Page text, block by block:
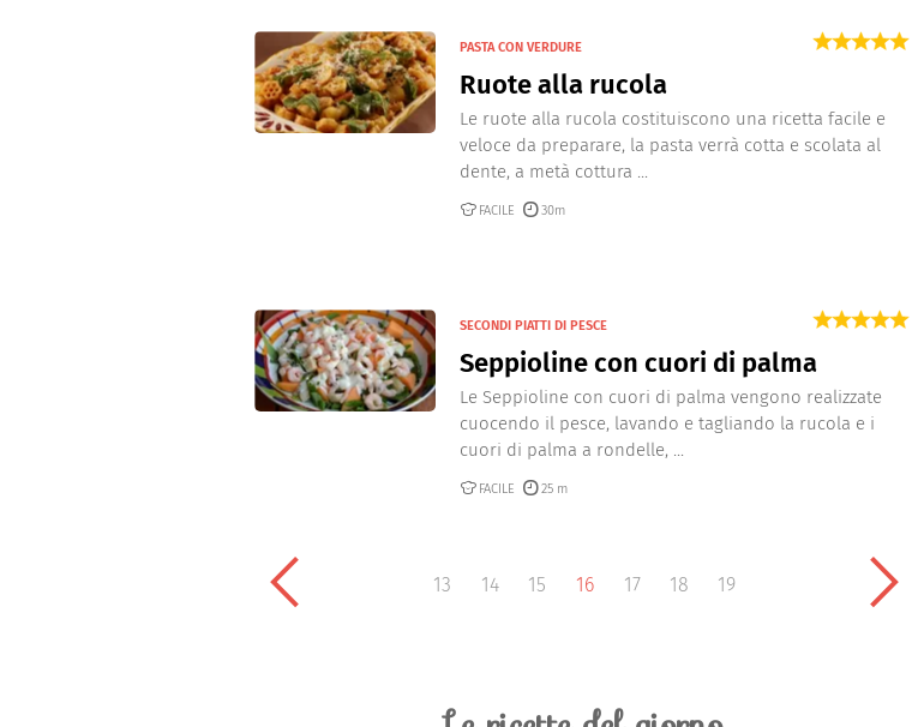
PASTA CON VERDURE
Ruote alla rucola
Le ruote alla rucola costituiscono una ricetta facile e
veloce da preparare, la pasta verrà cotta e scolata al
dente, a metà cottura ...
FACILE 30m
SECONDI PIATTI DI PESCE
Seppioline con cuori di palma
Le Seppioline con cuori di palma vengono realizzate
cuocendo il pesce, lavando e tagliando la rucola e i
cuori di palma a rondelle, ...
FACILE 25 m
13 14 15 16 17 18 19